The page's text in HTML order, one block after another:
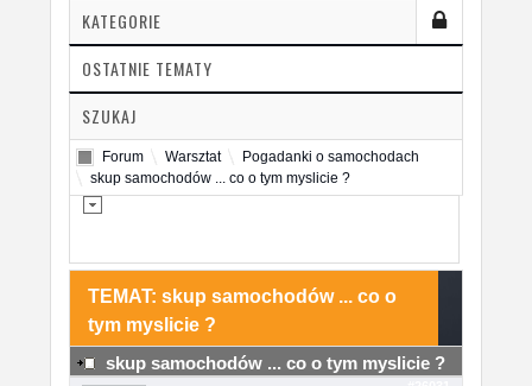
KATEGORIE
OSTATNIE TEMATY
SZUKAJ
Forum Warsztat
Pogadanki o samochodach
skup samochodów ... co o tym myslicie ?
TEMAT: skup samochodów ... co o
tym myslicie ?
skup samochodów ... co o tym myslicie ?